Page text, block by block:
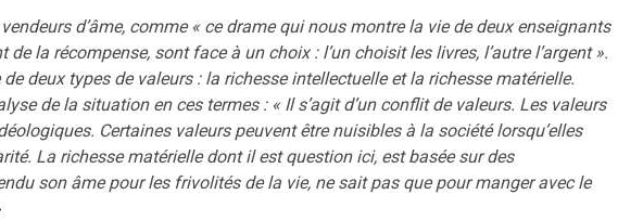
d’âme, comme « ce drame qui nous montre la vie de deux enseignants
la récompense, sont face à un choix : l’un choisit les livres, l’autre l’argent ».
deux types de valeurs : la richesse intellectuelle et la richesse matérielle.
de la situation en ces termes : « Il s’agit d’un conflit de valeurs. Les valeurs
Certaines valeurs peuvent être nuisibles à la société lorsqu’elles
La richesse matérielle dont il est question ici, est basée sur des
son âme pour les frivolités de la vie, ne sait pas que pour manger avec le